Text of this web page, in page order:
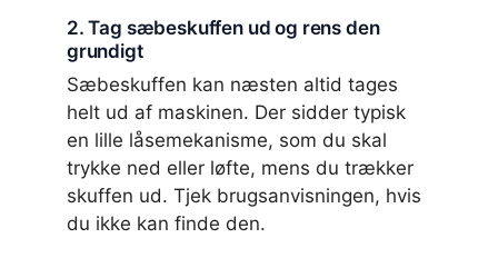
2. Tag sæbeskuffen ud og rens den
grundigt
Sæbeskuffen kan næsten altid tages
helt ud af maskinen. Der sidder typisk
en lille låsemekanisme, som du skal
trykke ned eller løfte, mens du trækker
skuffen ud. Tjek brugsanvisningen, hvis
du ikke kan finde den.